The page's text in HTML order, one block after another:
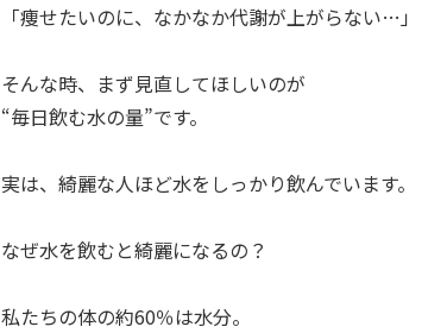
「痩せたいのに、なかなか代謝が上がらない…」
そんな時、まず見直してほしいのが
“毎日飲む水の量”です。
実は、綺麗な人ほど水をしっかり飲んでいます。
なぜ水を飲むと綺麗になるの？
私たちの体の約60％は水分。